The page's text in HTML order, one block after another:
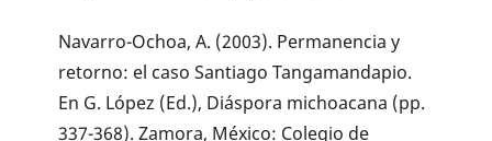
Navarro-Ochoa, A. (2003). Permanencia y
retorno: el caso Santiago Tangamandapio.
En G. López (Ed.), Diáspora michoacana (pp.
337-368). Zamora, México: Colegio de